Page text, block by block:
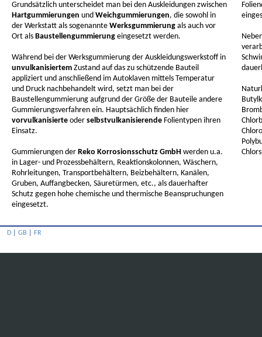
Grundsätzlich unterscheidet man bei den Auskleidungen zwischen
Hartgummierungen und Weichgummierungen, die sowohl in
der Werkstatt als sogenannte Werksgummierung als auch vor
Ort als Baustellengummierung eingesetzt werden.
Während bei der Werksgummierung der Auskleidungswerkstoff in
unvulkanisiertem Zustand auf das zu schützende Bauteil
appliziert und anschließend im Autoklaven mittels Temperatur
und Druck nachbehandelt wird, setzt man bei der
Baustellengummierung aufgrund der Größe der Bauteile andere
Gummierungsverfahren ein. Hauptsächlich finden hier
vorvulkanisierte oder selbstvulkanisierende Folientypen ihren
Einsatz.
Gummierungen der Reko Korrosionsschutz GmbH werden u.a.
in Lager- und Prozessbehältern, Reaktionskolonnen, Wäschern,
Rohrleitungen, Transportbehältern, Beizbehältern, Kanälen,
Gruben, Auffangbecken, Säuretürmen, etc., als dauerhafter
Schutz gegen hohe chemische und thermische Beanspruchungen
eingesetzt.
D GB FR